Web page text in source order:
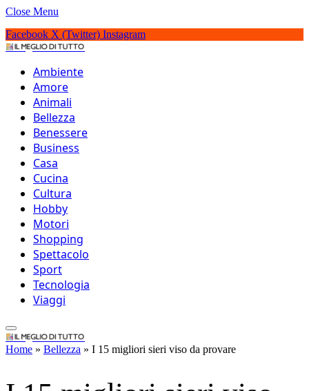
Close Menu
Facebook X (Twitter) Instagram
IlMeglioDiTutto.it
Ambiente
Amore
Animali
Bellezza
Benessere
Business
Casa
Cucina
Cultura
Hobby
Motori
Shopping
Spettacolo
Sport
Tecnologia
Viaggi
IlMeglioDiTutto.it
Home » Bellezza » I 15 migliori sieri viso da provare
I 15 migliori sieri viso
da provare
Leviganti, rigeneranti o con effetto
anti-age, ecco i migliori sieri viso da